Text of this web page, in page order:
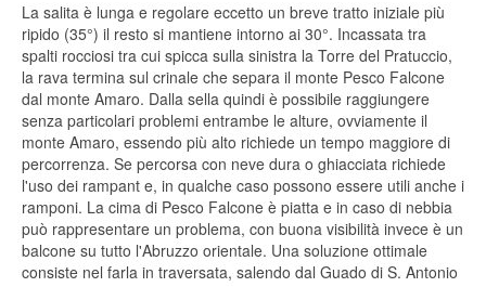
La salita è lunga e regolare eccetto un breve tratto iniziale più
ripido (35°) il resto si mantiene intorno ai 30°. Incassata tra
spalti rocciosi tra cui spicca sulla sinistra la Torre del Pratuccio,
la rava termina sul crinale che separa il monte Pesco Falcone
dal monte Amaro. Dalla sella quindi è possibile raggiungere
senza particolari problemi entrambe le alture, ovviamente il
monte Amaro, essendo più alto richiede un tempo maggiore di
percorrenza. Se percorsa con neve dura o ghiacciata richiede
l'uso dei rampant e, in qualche caso possono essere utili anche i
ramponi. La cima di Pesco Falcone è piatta e in caso di nebbia
può rappresentare un problema, con buona visibilità invece è un
balcone su tutto l'Abruzzo orientale. Una soluzione ottimale
consiste nel farla in traversata, salendo dal Guado di S. Antonio